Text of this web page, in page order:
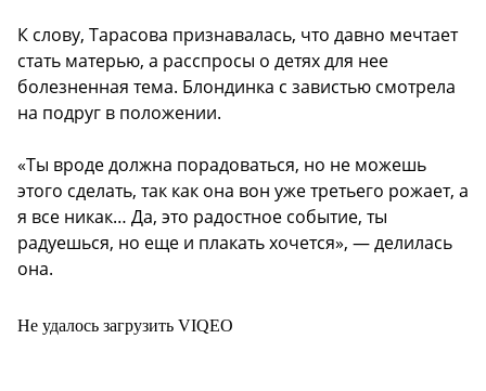
К слову, Тарасова признавалась, что давно мечтает
стать матерью, а расспросы о детях для нее
болезненная тема. Блондинка с завистью смотрела
на подруг в положении.
«Ты вроде должна порадоваться, но не можешь
этого сделать, так как она вон уже третьего рожает, а
я все никак… Да, это радостное событие, ты
радуешься, но еще и плакать хочется», — делилась
она.
Не удалось загрузить VIQEO